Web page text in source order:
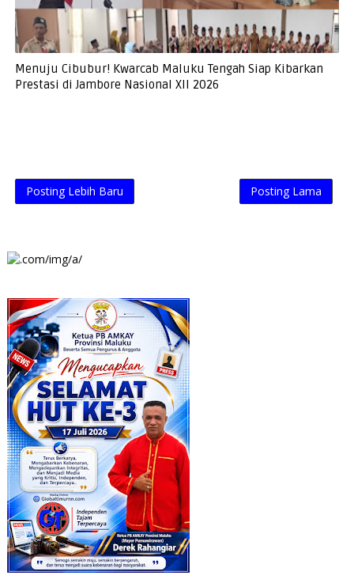
Menuju Cibubur! Kwarcab Maluku Tengah Siap Kibarkan
Prestasi di Jambore Nasional XII 2026
Posting Lebih Baru Posting Lama